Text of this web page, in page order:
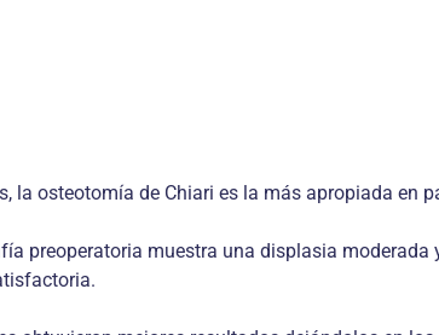
la osteotomía de Chiari es la más apropiada
preoperatoria muestra una displasia